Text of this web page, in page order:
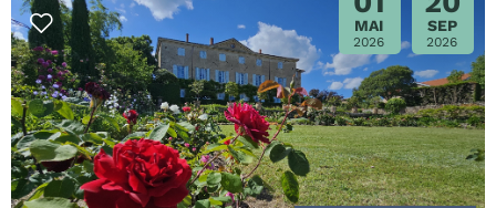
MAI
2026
SEP
2026